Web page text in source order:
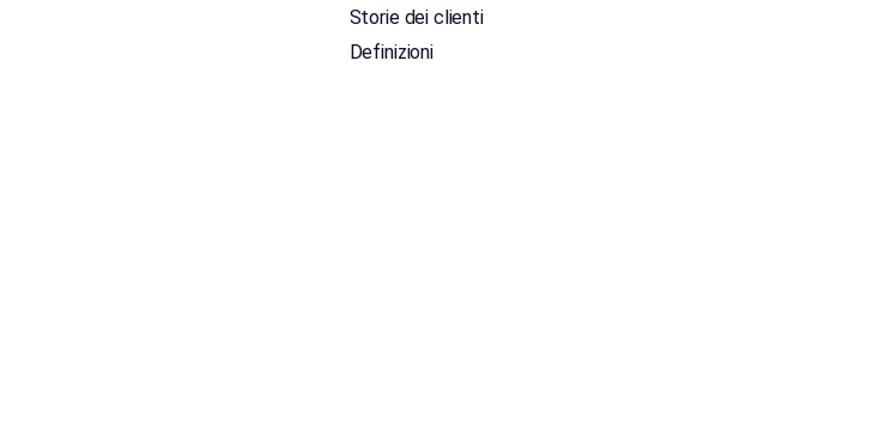
Storie dei clienti
Definizioni